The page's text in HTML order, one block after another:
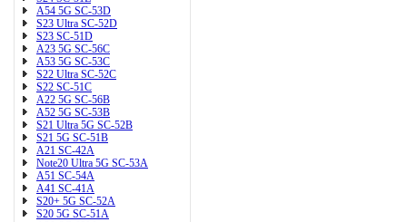
A54 5G SC-53D
S23 Ultra SC-52D
S23 SC-51D
A23 5G SC-56C
A53 5G SC-53C
S22 Ultra SC-52C
S22 SC-51C
A22 5G SC-56B
A52 5G SC-53B
S21 Ultra 5G SC-52B
S21 5G SC-51B
A21 SC-42A
Note20 Ultra 5G SC-53A
A51 SC-54A
A41 SC-41A
S20+ 5G SC-52A
S20 5G SC-51A